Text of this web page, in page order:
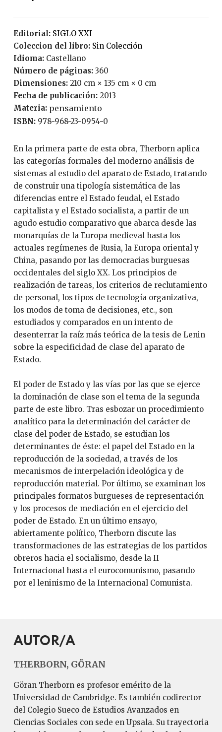
Editorial:
SIGLO XXI
Coleccion del libro:
Sin Colección
Idioma:
Castellano
Número de páginas:
360
Dimensiones: 210 cm × 135 cm × 0 cm
Fecha de publicación:
2013
Materia: pensamiento
ISBN: 978-968-23-0954-0
En la primera parte de esta obra, Therborn aplica
las categorías formales del moderno análisis de
sistemas al estudio del aparato de Estado, tratando
de construir una tipología sistemática de las
diferencias entre el Estado feudal, el Estado
capitalista y el Estado socialista, a partir de un
agudo estudio comparativo que abarca desde las
monarquías de la Europa medieval hasta los
actuales regímenes de Rusia, la Europa oriental y
China, pasando por las democracias burguesas
occidentales del siglo XX. Los principios de
realización de tareas, los criterios de reclutamiento
de personal, los tipos de tecnología organizativa,
los modos de toma de decisiones, etc., son
estudiados y comparados en un intento de
desenterrar la raíz más teórica de la tesis de Lenin
sobre la especificidad de clase del aparato de
Estado.
El poder de Estado y las vías por las que se ejerce
la dominación de clase son el tema de la segunda
parte de este libro. Tras esbozar un procedimiento
analítico para la determinación del carácter de
clase del poder de Estado, se estudian los
determinantes de éste: el papel del Estado en la
reproducción de la sociedad, a través de los
mecanismos de interpelación ideológica y de
reproducción material. Por último, se examinan los
principales formatos burgueses de representación
y los procesos de mediación en el ejercicio del
poder de Estado. En un último ensayo,
abiertamente político, Therborn discute las
transformaciones de las estrategias de los partidos
obreros hacia el socialismo, desde la II
Internacional hasta el eurocomunismo, pasando
por el leninismo de la Internacional Comunista.
AUTOR/A
THERBORN, GÖRAN
Göran Therborn es profesor emérito de la
Universidad de Cambridge. Es también codirector
del Colegio Sueco de Estudios Avanzados en
Ciencias Sociales con sede en Upsala. Su trayectoria